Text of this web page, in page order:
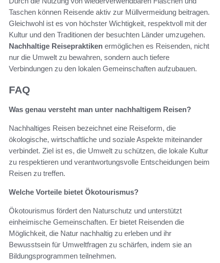
Taschen können Reisende aktiv zur Müllvermeidung beitragen.
Gleichwohl ist es von höchster Wichtigkeit, respektvoll mit der
Kultur und den Traditionen der besuchten Länder umzugehen.
Nachhaltige Reisepraktiken ermöglichen es Reisenden, nicht
nur die Umwelt zu bewahren, sondern auch tiefere
Verbindungen zu den lokalen Gemeinschaften aufzubauen.
FAQ
Was genau versteht man unter nachhaltigem Reisen?
Nachhaltiges Reisen bezeichnet eine Reiseform, die
ökologische, wirtschaftliche und soziale Aspekte miteinander
verbindet. Ziel ist es, die Umwelt zu schützen, die lokale Kultur
zu respektieren und verantwortungsvolle Entscheidungen beim
Reisen zu treffen.
Welche Vorteile bietet Ökotourismus?
Ökotourismus fördert den Naturschutz und unterstützt
einheimische Gemeinschaften. Er bietet Reisenden die
Möglichkeit, die Natur nachhaltig zu erleben und ihr
Bewusstsein für Umweltfragen zu schärfen, indem sie an
Bildungsprogrammen teilnehmen.